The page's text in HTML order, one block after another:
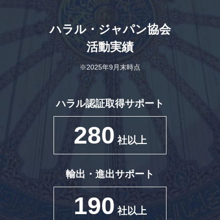
ハラル・ジャパン協会
活動実績
※2025年9月末時点
ハラル認証取得サポート
280 社以上
輸出・進出サポート
190 社以上